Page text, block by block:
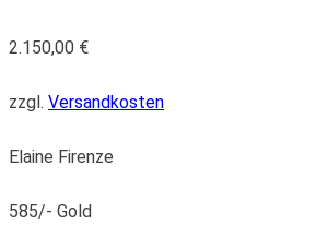
2.150,00 €
zzgl. Versandkosten
Elaine Firenze
585/- Gold